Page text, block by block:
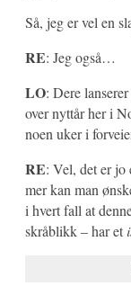
Så, jeg er vel en
RE: Jeg også…
LO: Dere lanserer
over nyttår her i
noen uker i
RE: Vel, det er jo
mer kan man
i hvert fall at
skråblikk – har et